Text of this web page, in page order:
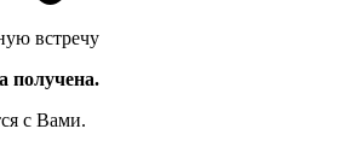
встречу
получена.
с Вами.